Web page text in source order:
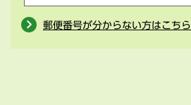
郵便番号が分からない方はこちら